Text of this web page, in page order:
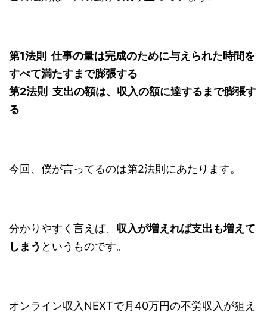
第1法則 仕事の量は完成のために与えられた時間を
すべて満たすまで膨張する
第2法則 支出の額は、収入の額に達するまで膨張す
る
今回、僕が言ってるのは第2法則にあたります。
分かりやすく言えば、 収入が増えれば支出も増えて
しまう というものです。
オンライン収入NEXTで月40万円の不労収入が狙え